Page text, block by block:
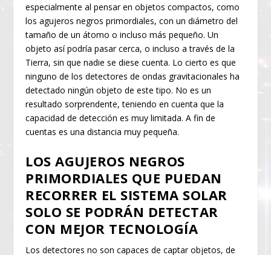
especialmente al pensar en objetos compactos, como
los agujeros negros primordiales, con un diámetro del
tamaño de un átomo o incluso más pequeño. Un
objeto así podría pasar cerca, o incluso a través de la
Tierra, sin que nadie se diese cuenta. Lo cierto es que
ninguno de los detectores de ondas gravitacionales ha
detectado ningún objeto de este tipo. No es un
resultado sorprendente, teniendo en cuenta que la
capacidad de detección es muy limitada. A fin de
cuentas es una distancia muy pequeña.
LOS AGUJEROS NEGROS
PRIMORDIALES QUE PUEDAN
RECORRER EL SISTEMA SOLAR
SOLO SE PODRÁN DETECTAR
CON MEJOR TECNOLOGÍA
Los detectores no son capaces de captar objetos, de